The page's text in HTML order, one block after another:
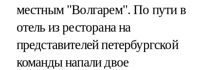
местным "Волгарем". По пути в
отель из ресторана на
представителей петербургской
команды напали двое